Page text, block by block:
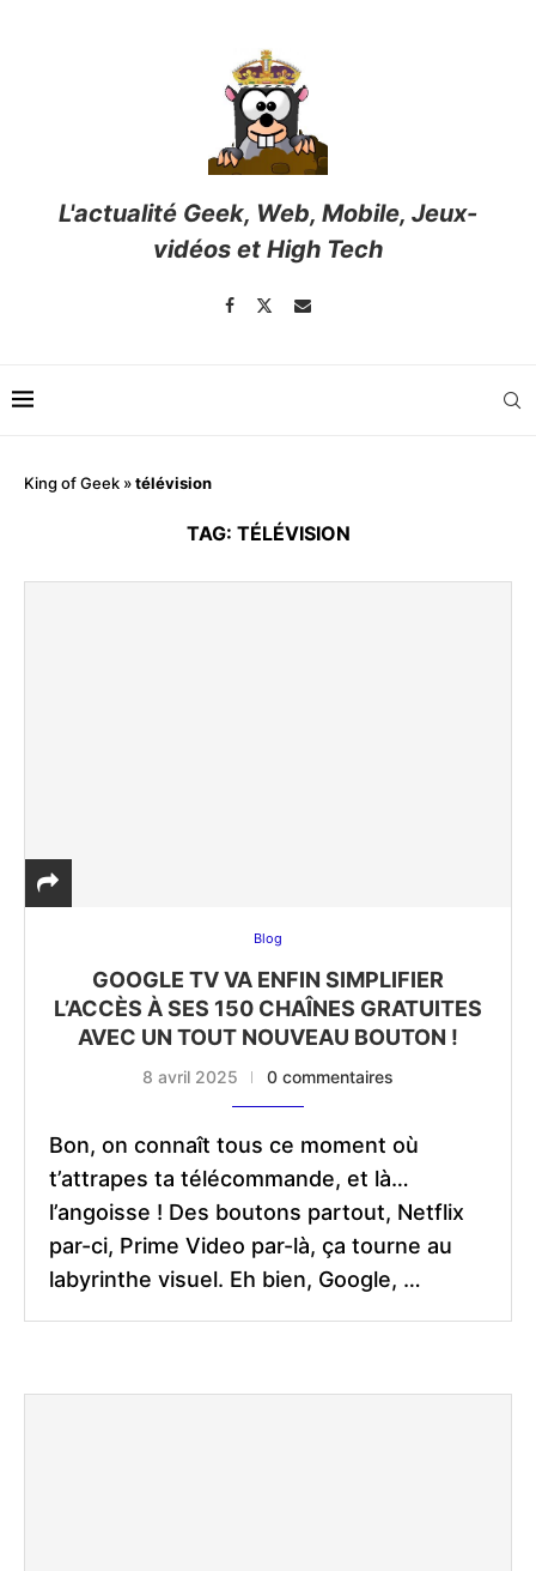
L'actualité Geek, Web, Mobile, Jeux-
vidéos et High Tech
King of Geek »télévision
TAG: TÉLÉVISION
Blog
GOOGLE TV VA ENFIN SIMPLIFIER
L’ACCÈS À SES 150 CHAÎNES GRATUITES
AVEC UN TOUT NOUVEAU BOUTON !
8 avril 2025 0 commentaires
Bon, on connaît tous ce moment où
t’attrapes ta télécommande, et là…
l’angoisse ! Des boutons partout, Netflix
par-ci, Prime Video par-là, ça tourne au
labyrinthe visuel. Eh bien, Google, …